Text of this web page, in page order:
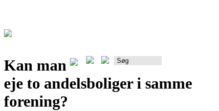
Kan man
eje to andelsboliger i samme
forening?